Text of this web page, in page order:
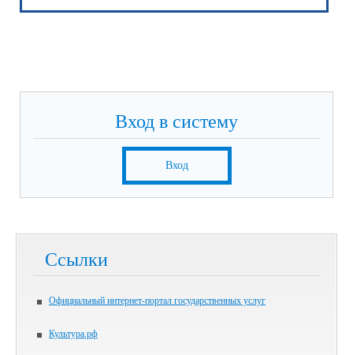
Вход в систему
Вход
Ссылки
Официальный интернет-портал государственных услуг
Культура.рф